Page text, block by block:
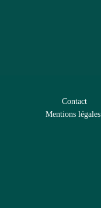
Contact
Mentions légales